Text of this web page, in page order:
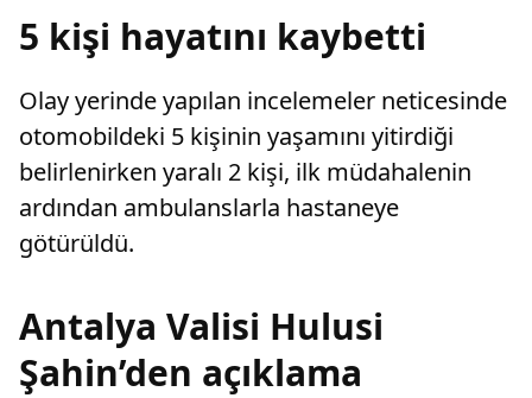
5 kişi hayatını kaybetti
Olay yerinde yapılan incelemeler neticesinde
otomobildeki 5 kişinin yaşamını yitirdiği
belirlenirken yaralı 2 kişi, ilk müdahalenin
ardından ambulanslarla hastaneye
götürüldü.
Antalya Valisi Hulusi
Şahin’den açıklama